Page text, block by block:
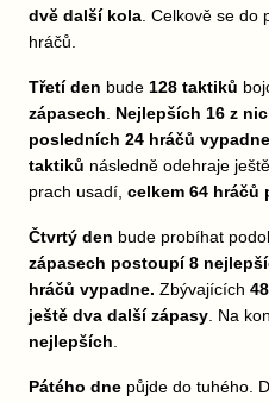
dvě další kola . Celkově se
hráčů.
Třetí den bude 128 taktiků
zápasech
Nejlepších 16 z
posledních 24 hráčů
taktiků následně odehraje ještě
prach usadí, celkem 64 hráčů
Čtvrtý den bude probíhat
zápasech postoupí 8
hráčů vypadne. Zbývajících
ještě dva další zápasy . Na
nejlepších
Pátého dne půjde do tuhého.